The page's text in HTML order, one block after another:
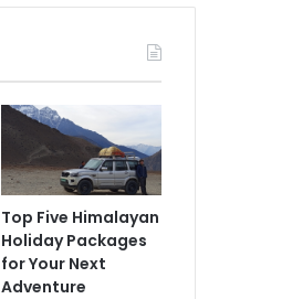
Top Five Himalayan
Holiday Packages
for Your Next
Adventure